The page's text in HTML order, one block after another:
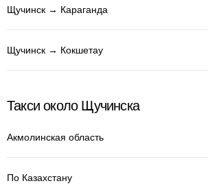
Щучинск → Караганда
Щучинск → Кокшетау
Такси около Щучинска
Акмолинская область
По Казахстану